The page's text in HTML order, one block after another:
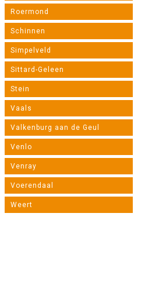
Meer info!
Roermond
Schinnen
Simpelveld
Sittard-Geleen
Stein
Vaals
Valkenburg aan de Geul
Venlo
Venray
Voerendaal
Weert